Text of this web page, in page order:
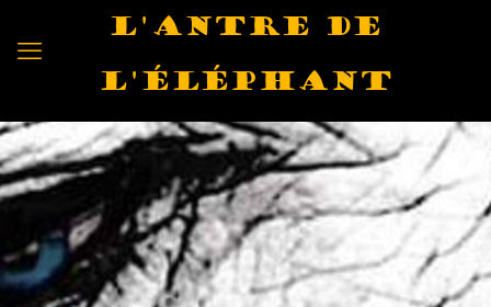
L'antre de
l'éléphant